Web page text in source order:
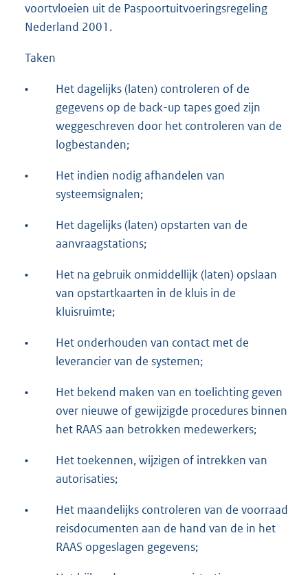
voortvloeien uit de Paspoortuitvoeringsregeling
Nederland 2001.
Taken
•
Het dagelijks (laten) controleren of de
gegevens op de back-up tapes goed zijn
weggeschreven door het controleren van de
logbestanden;
•
Het indien nodig afhandelen van
systeemsignalen;
•
Het dagelijks (laten) opstarten van de
aanvraagstations;
•
Het na gebruik onmiddellijk (laten) opslaan
van opstartkaarten in de kluis in de
kluisruimte;
•
Het onderhouden van contact met de
leverancier van de systemen;
•
Het bekend maken van en toelichting geven
over nieuwe of gewijzigde procedures binnen
het RAAS aan betrokken medewerkers;
•
Het toekennen, wijzigen of intrekken van
autorisaties;
•
Het maandelijks controleren van de voorraad
reisdocumenten aan de hand van de in het
RAAS opgeslagen gegevens;